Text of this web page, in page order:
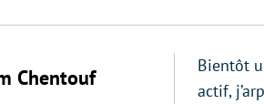
Chentouf
Bientôt
actif,